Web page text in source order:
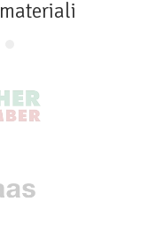
materiali